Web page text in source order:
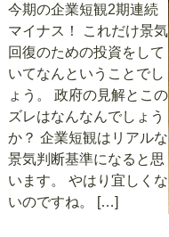
今期の企業短観2期連続
マイナス！ これだけ景気
回復のための投資をして
いてなんということでし
ょう。 政府の見解とこの
ズレはなんなんでしょう
か？ 企業短観はリアルな
景気判断基準になると思
います。 やはり宜しくな
いのですね。 […]